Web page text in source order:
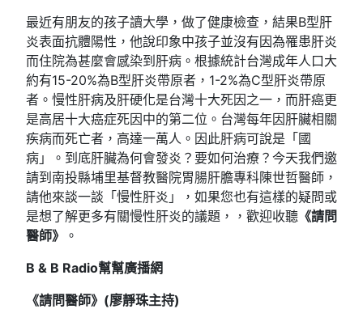
最近有朋友的孩子讀大學，做了健康檢查，結果B型肝
炎表面抗體陽性，他說印象中孩子並沒有因為罹患肝炎
而住院為甚麼會感染到肝病。根據統計台灣成年人口大
約有15-20%為B型肝炎帶原者，1-2%為C型肝炎帶原
者。慢性肝病及肝硬化是台灣十大死因之一，而肝癌更
是高居十大癌症死因中的第二位。台灣每年因肝臟相關
疾病而死亡者，高達一萬人。因此肝病可說是「國
病」。到底肝臟為何會發炎？要如何治療？今天我們邀
請到南投縣埔里基督教醫院胃腸肝膽專科陳世哲醫師，
請他來談一談「慢性肝炎」，如果您也有這樣的疑問或
是想了解更多有關慢性肝炎的議題，，歡迎收聽 《請問
醫師》
。
B & B Radio幫幫廣播網
《請問醫師》(廖靜珠主持)